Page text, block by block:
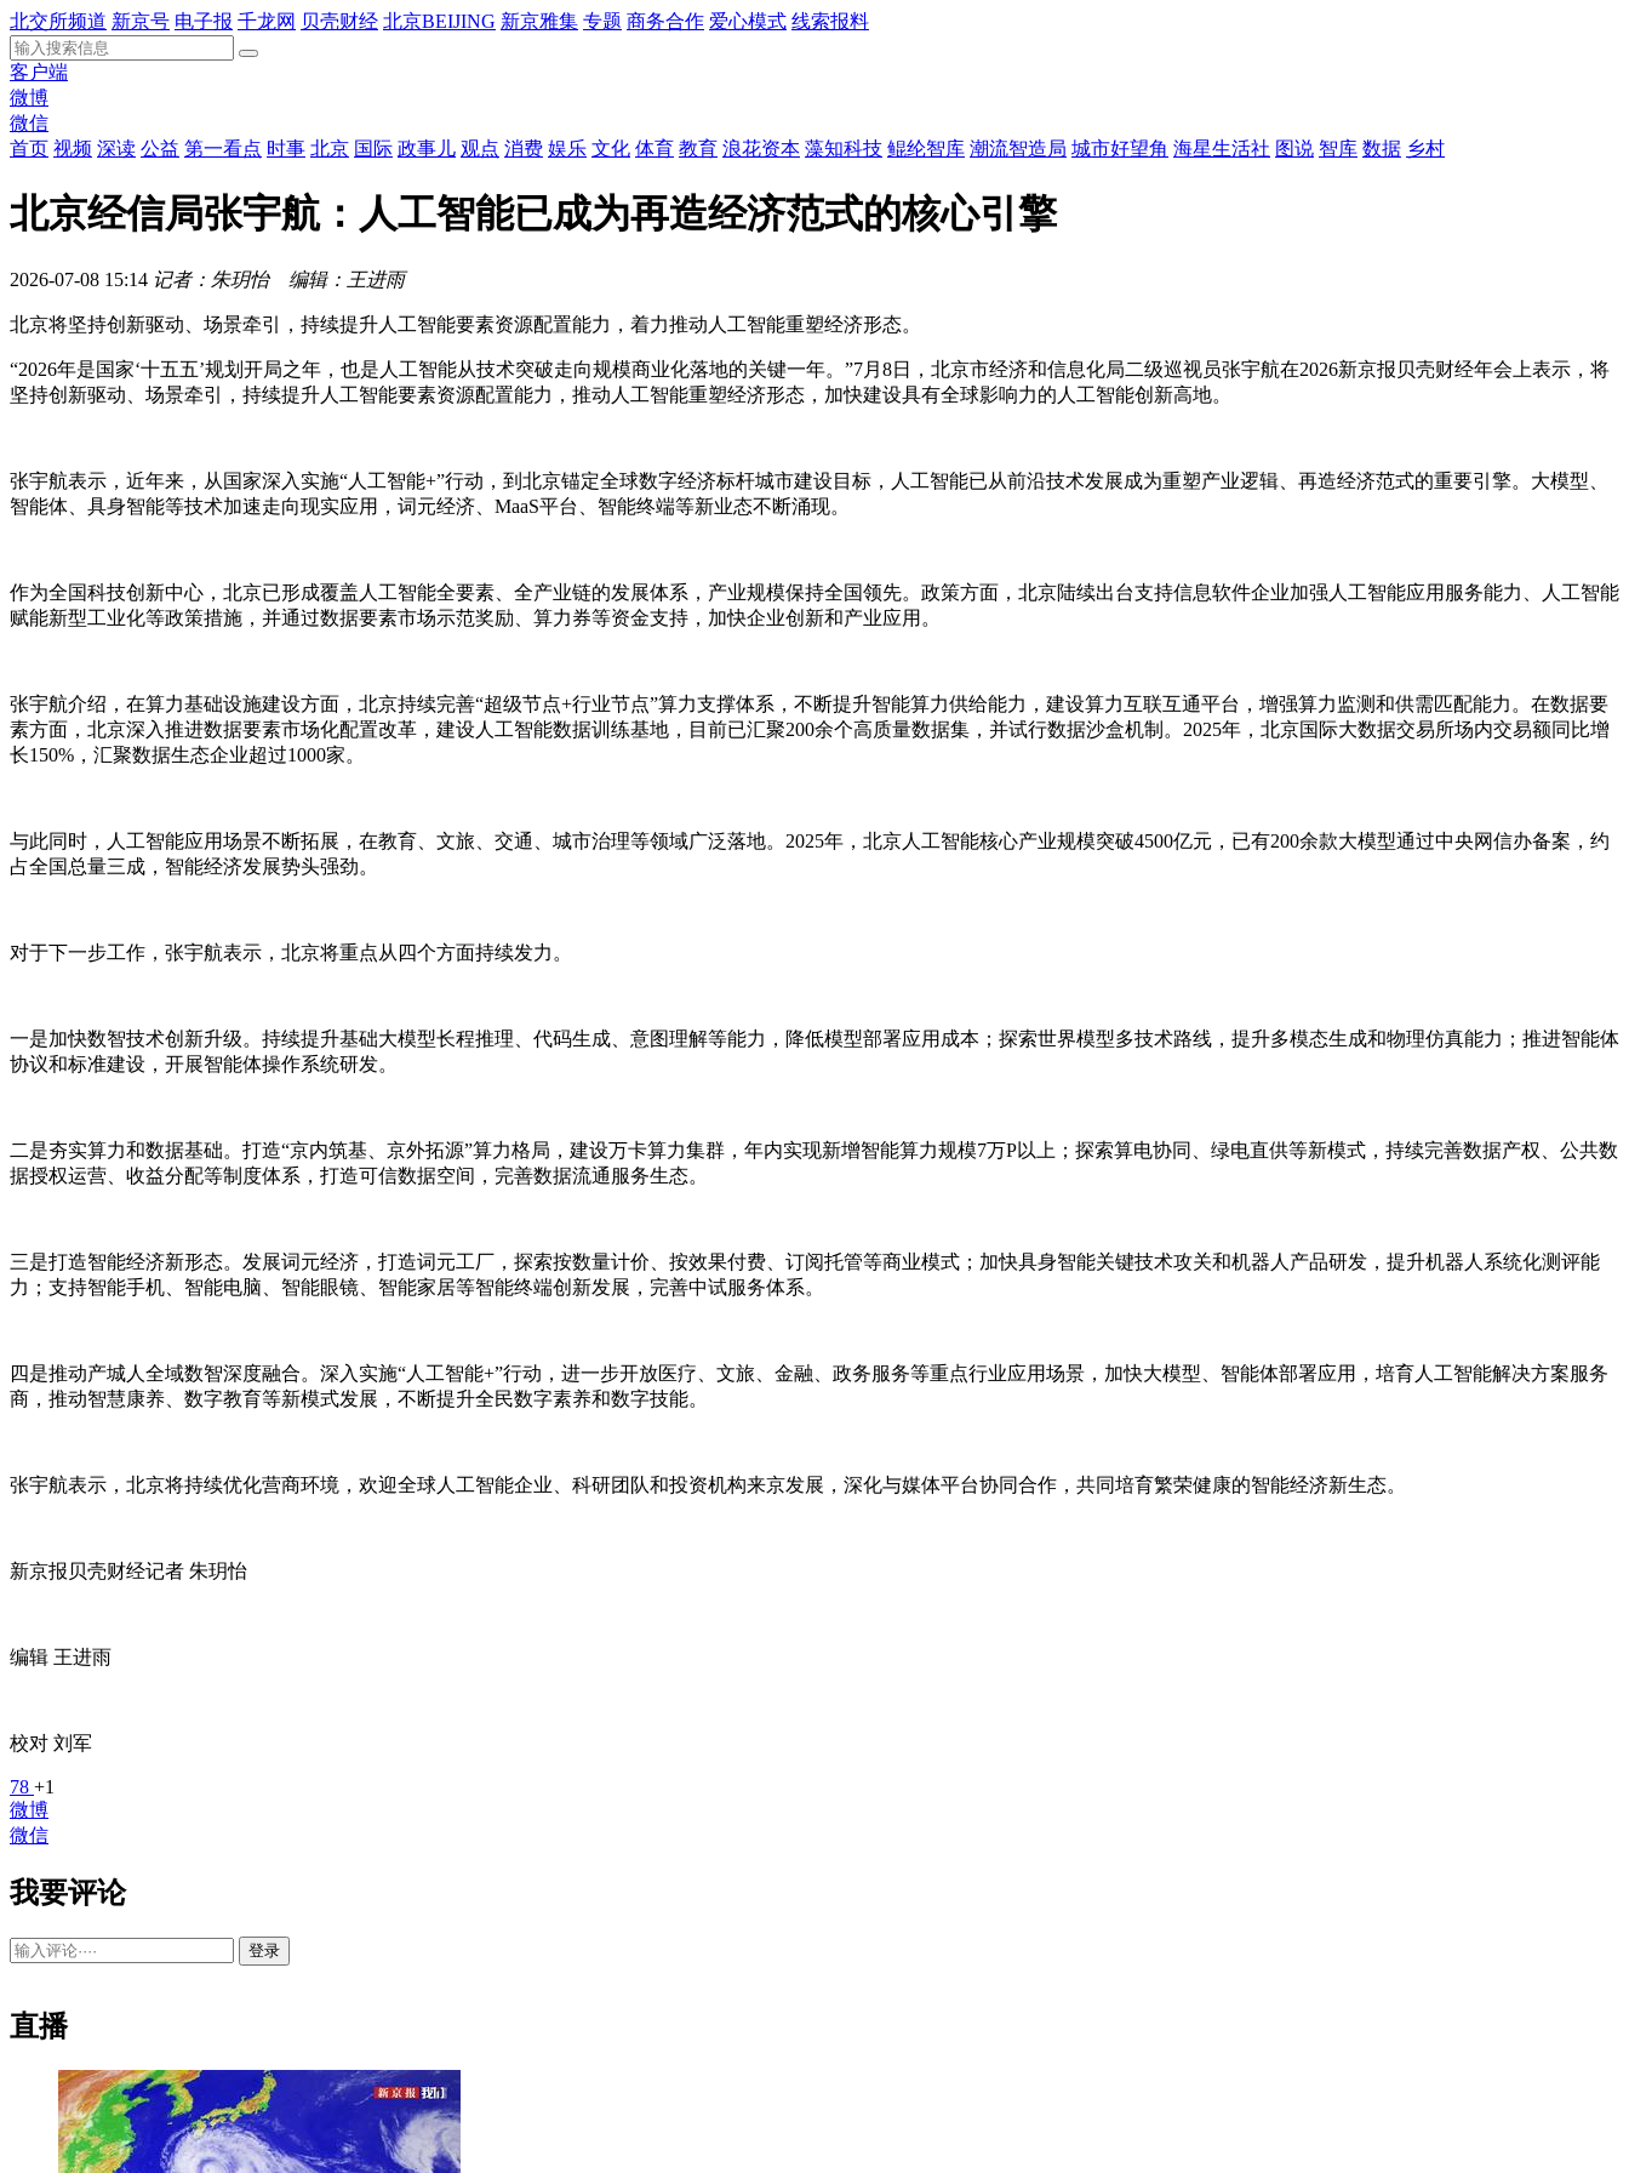
北交所频道 新京号 电子报 千龙网 贝壳财经 北京BEIJING 新京雅集 专题 商务合作 爱心模式 线索报料
客户端
微博
微信
首页 视频 深读 公益 第一看点 时事 北京 国际 政事儿 观点 消费 娱乐 文化 体育 教育 浪花资本 藻知科技 鲲纶智库 潮流智造局 城市好望角 海星生活社 图说 智库 数据 乡村
北京经信局张宇航：人工智能已成为再造经济范式的核心引擎
2026-07-08 15:14 记者：朱玥怡 编辑：王进雨
北京将坚持创新驱动、场景牵引，持续提升人工智能要素资源配置能力，着力推动人工智能重塑经济形态。
“2026年是国家‘十五五’规划开局之年，也是人工智能从技术突破走向规模商业化落地的关键一年。”7月8日，北京市经济和信息化局二级巡视员张宇航在2026新京报贝壳财经年会上表示，将
坚持创新驱动、场景牵引，持续提升人工智能要素资源配置能力，推动人工智能重塑经济形态，加快建设具有全球影响力的人工智能创新高地。
张宇航表示，近年来，从国家深入实施“人工智能+”行动，到北京锚定全球数字经济标杆城市建设目标，人工智能已从前沿技术发展成为重塑产业逻辑、再造经济范式的重要引擎。大模型、
智能体、具身智能等技术加速走向现实应用，词元经济、MaaS平台、智能终端等新业态不断涌现。
作为全国科技创新中心，北京已形成覆盖人工智能全要素、全产业链的发展体系，产业规模保持全国领先。政策方面，北京陆续出台支持信息软件企业加强人工智能应用服务能力、人工智能
赋能新型工业化等政策措施，并通过数据要素市场示范奖励、算力券等资金支持，加快企业创新和产业应用。
张宇航介绍，在算力基础设施建设方面，北京持续完善“超级节点+行业节点”算力支撑体系，不断提升智能算力供给能力，建设算力互联互通平台，增强算力监测和供需匹配能力。在数据要
素方面，北京深入推进数据要素市场化配置改革，建设人工智能数据训练基地，目前已汇聚200余个高质量数据集，并试行数据沙盒机制。2025年，北京国际大数据交易所场内交易额同比增
长150%，汇聚数据生态企业超过1000家。
与此同时，人工智能应用场景不断拓展，在教育、文旅、交通、城市治理等领域广泛落地。2025年，北京人工智能核心产业规模突破4500亿元，已有200余款大模型通过中央网信办备案，约
占全国总量三成，智能经济发展势头强劲。
对于下一步工作，张宇航表示，北京将重点从四个方面持续发力。
一是加快数智技术创新升级。持续提升基础大模型长程推理、代码生成、意图理解等能力，降低模型部署应用成本；探索世界模型多技术路线，提升多模态生成和物理仿真能力；推进智能体
协议和标准建设，开展智能体操作系统研发。
二是夯实算力和数据基础。打造“京内筑基、京外拓源”算力格局，建设万卡算力集群，年内实现新增智能算力规模7万P以上；探索算电协同、绿电直供等新模式，持续完善数据产权、公共数
据授权运营、收益分配等制度体系，打造可信数据空间，完善数据流通服务生态。
三是打造智能经济新形态。发展词元经济，打造词元工厂，探索按数量计价、按效果付费、订阅托管等商业模式；加快具身智能关键技术攻关和机器人产品研发，提升机器人系统化测评能
力；支持智能手机、智能电脑、智能眼镜、智能家居等智能终端创新发展，完善中试服务体系。
四是推动产城人全域数智深度融合。深入实施“人工智能+”行动，进一步开放医疗、文旅、金融、政务服务等重点行业应用场景，加快大模型、智能体部署应用，培育人工智能解决方案服务
商，推动智慧康养、数字教育等新模式发展，不断提升全民数字素养和数字技能。
张宇航表示，北京将持续优化营商环境，欢迎全球人工智能企业、科研团队和投资机构来京发展，深化与媒体平台协同合作，共同培育繁荣健康的智能经济新生态。
新京报贝壳财经记者 朱玥怡
编辑 王进雨
校对 刘军
78 +1
微博
微信
我要评论
登录
直播